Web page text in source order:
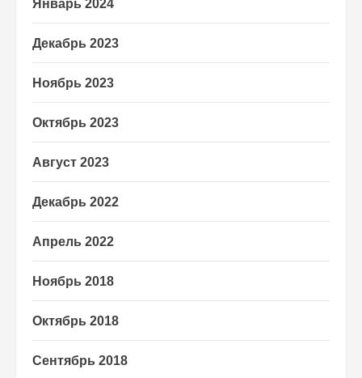
Январь 2024
Декабрь 2023
Ноябрь 2023
Октябрь 2023
Август 2023
Декабрь 2022
Апрель 2022
Ноябрь 2018
Октябрь 2018
Сентябрь 2018